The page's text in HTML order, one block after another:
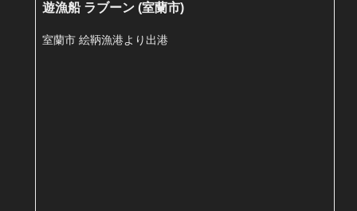
遊漁船 ラブーン (室蘭市)
室蘭市 絵鞆漁港より出港